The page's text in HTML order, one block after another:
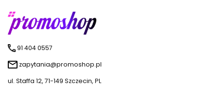
91 404 0557
zapytania@promoshop.pl
ul. Staffa 12, 71-149 Szczecin, PL